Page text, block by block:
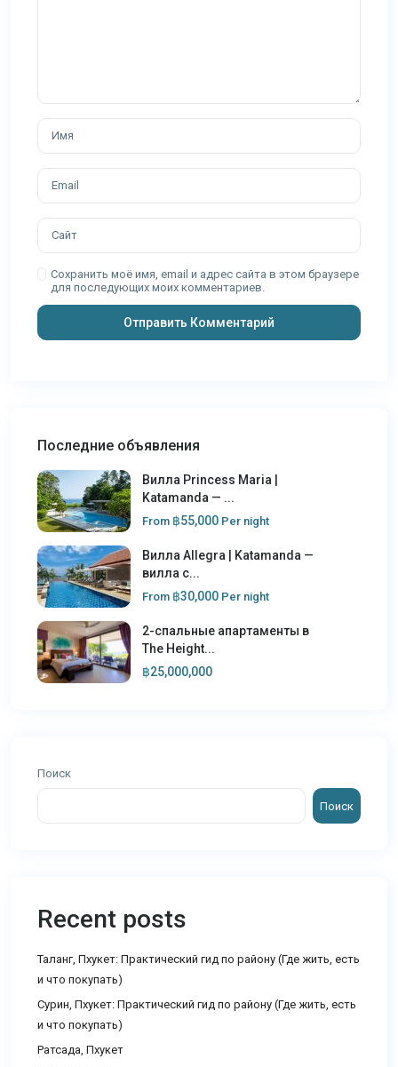
Сохранить моё имя, email и адрес сайта в этом браузере
для последующих моих комментариев.
Последние объявления
Вилла Princess Maria |
Katamanda — ...
From ฿55,000 Per night
Вилла Allegra | Katamanda —
вилла с...
From ฿30,000 Per night
2-спальные апартаменты в
The Height...
฿25,000,000
Поиск
Поиск
Recent posts
Таланг, Пхукет: Практический гид по району (Где жить, есть
и что покупать)
Сурин, Пхукет: Практический гид по району (Где жить, есть
и что покупать)
Ратсада, Пхукет